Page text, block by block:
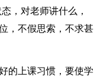
，对老师讲什么，
，不假思索，不求甚
的上课习惯，要使学